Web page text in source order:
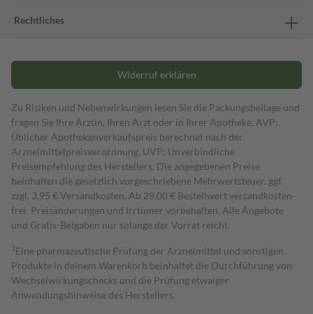
Rechtliches
Widerruf erklären
Zu Risiken und Nebenwirkungen lesen Sie die Packungsbeilage und
fragen Sie Ihre Ärztin, Ihren Arzt oder in Ihrer Apotheke. AVP:
Üblicher Apothekenverkaufspreis berechnet nach der
Arzneimittelpreisverordnung. UVP: Unverbindliche
Preisempfehlung des Herstellers. Die angegebenen Preise
beinhalten die gesetzlich vorgeschriebene Mehrwertsteuer, ggf.
zzgl. 3,95 € Versandkosten. Ab 29,00 € Bestell­wert versand­kosten­
frei. Preisänderungen und Irrtümer vorbehalten. Alle Angebote
und Gratis-Beigaben nur solange der Vorrat reicht.
1 Eine pharmazeutische Prüfung der Arzneimittel und sonstigen
Produkte in deinem Warenkorb beinhaltet die Durchführung von
Wechselwirkungschecks und die Prüfung etwaiger
Anwendungshinweise des Herstellers.